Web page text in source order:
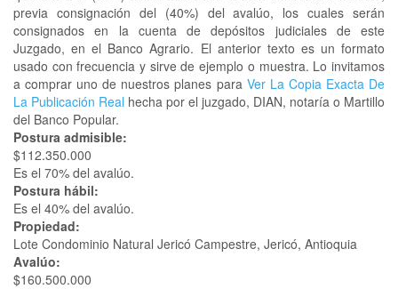
previa consignación del (40%) del avalúo, los cuales serán
consignados en la cuenta de depósitos judiciales de este
Juzgado, en el Banco Agrario. El anterior texto es un formato
usado con frecuencia y sirve de ejemplo o muestra. Lo invitamos
a comprar uno de nuestros planes para Ver La Copia Exacta De
La Publicación Real hecha por el juzgado, DIAN, notaría o Martillo
del Banco Popular.
Postura admisible:
$112.350.000
Es el 70% del avalúo.
Postura hábil:
Es el 40% del avalúo.
Propiedad:
Lote Condominio Natural Jericó Campestre, Jericó, Antioquia
Avalúo:
$160.500.000